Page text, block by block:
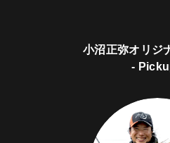
小沼正弥オリジ
-